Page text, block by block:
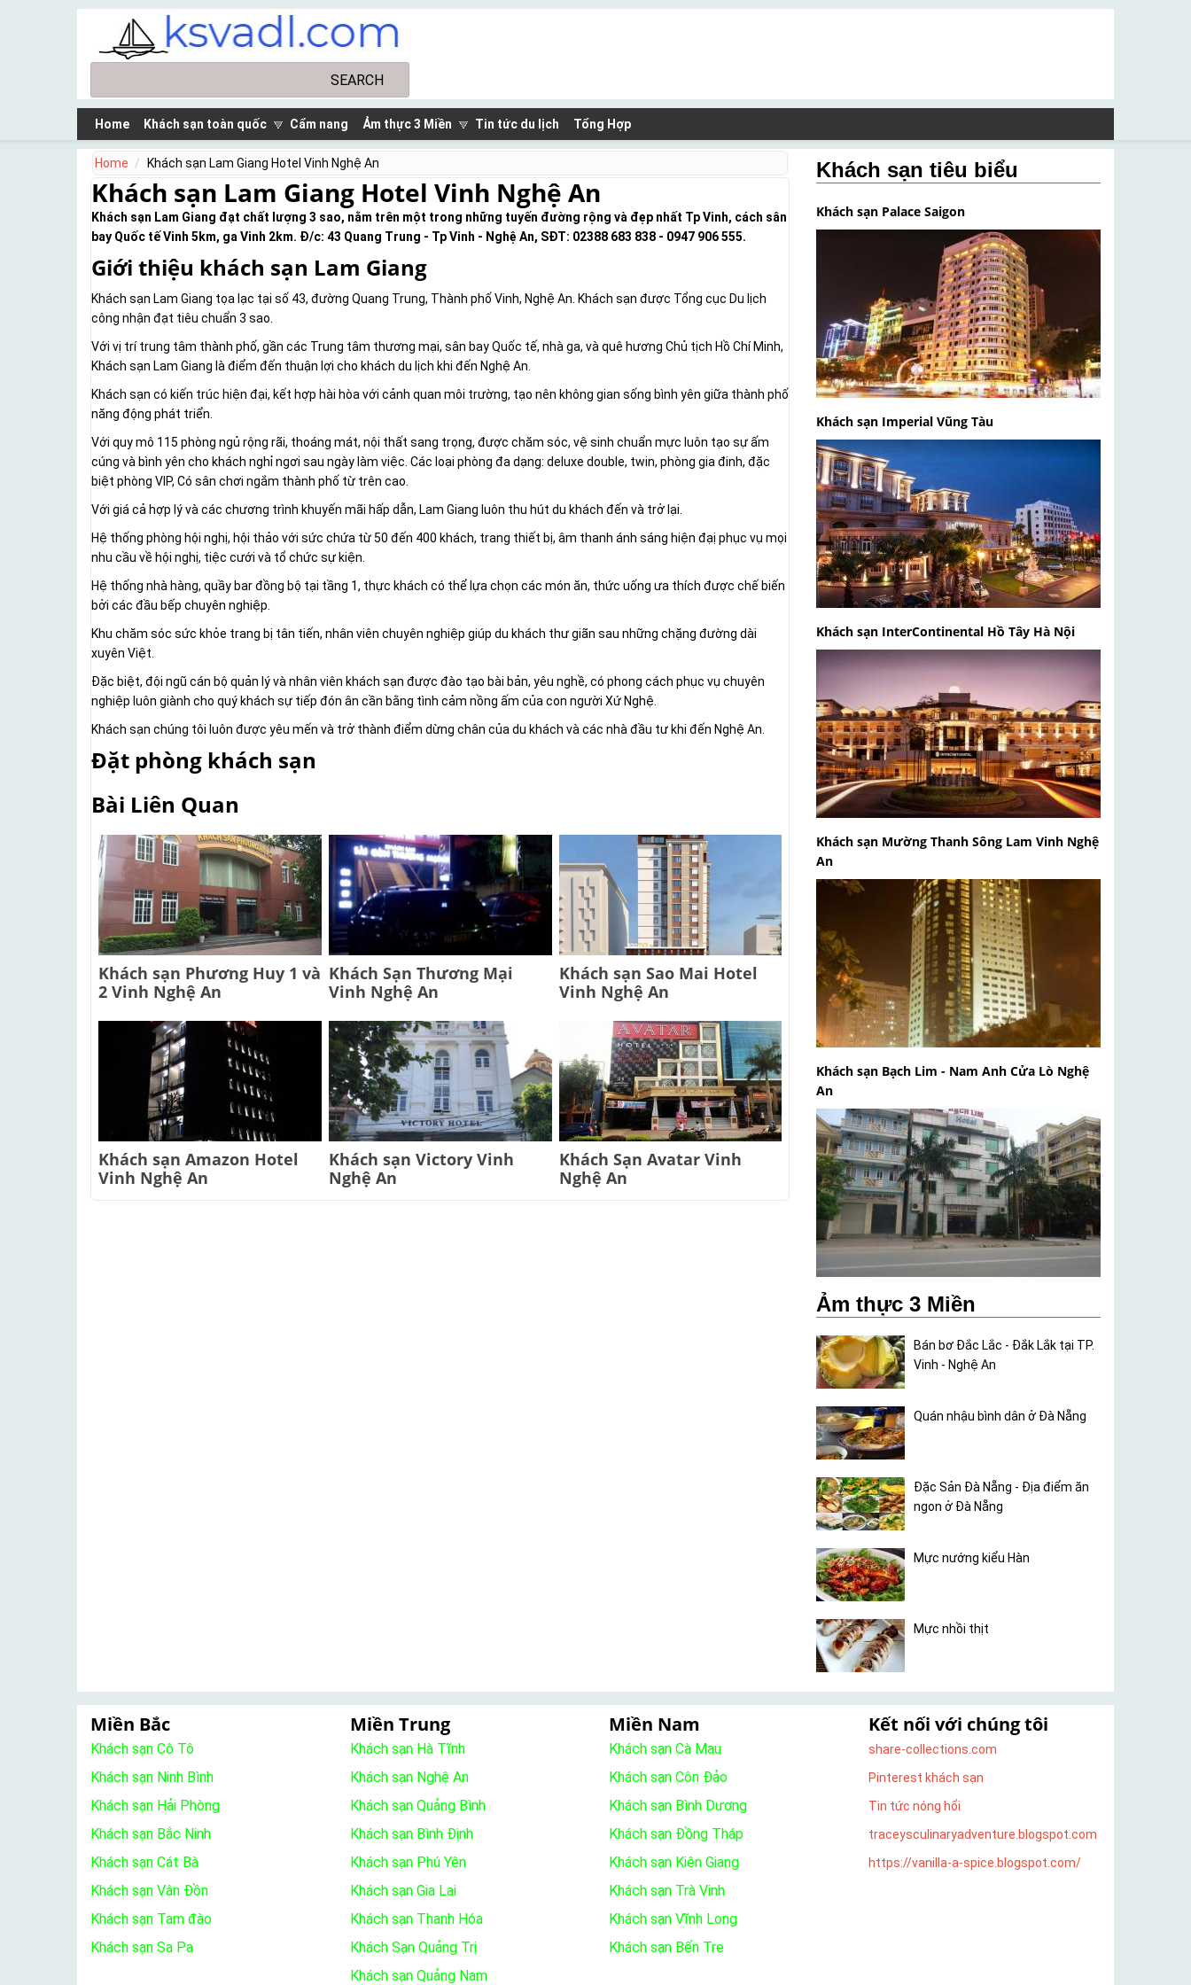
Skip to main content
Home Khách sạn toàn quốc Cẩm nang Ảm thực 3 Miền Tin tức du lịch Tổng Hợp
Home Khách sạn Lam Giang Hotel Vinh Nghệ An
Khách sạn Lam Giang Hotel Vinh Nghệ An
Khách sạn Lam Giang đạt chất lượng 3 sao, nằm trên một trong những tuyến đường rộng và đẹp nhất Tp Vinh, cách sân
bay Quốc tế Vinh 5km, ga Vinh 2km. Đ/c: 43 Quang Trung - Tp Vinh - Nghệ An, SĐT: 02388 683 838 - 0947 906 555.
Giới thiệu khách sạn Lam Giang
Khách sạn Lam Giang tọa lạc tại số 43, đường Quang Trung, Thành phố Vinh, Nghệ An. Khách sạn được Tổng cục Du lịch
công nhận đạt tiêu chuẩn 3 sao.
Với vị trí trung tâm thành phố, gần các Trung tâm thương mại, sân bay Quốc tế, nhà ga, và quê hương Chủ tịch Hồ Chí Minh,
Khách sạn Lam Giang là điểm đến thuận lợi cho khách du lịch khi đến Nghệ An.
Khách sạn có kiến trúc hiện đại, kết hợp hài hòa với cảnh quan môi trường, tạo nên không gian sống bình yên giữa thành phố
năng động phát triển.
Với quy mô 115 phòng ngủ rộng rãi, thoáng mát, nội thất sang trọng, được chăm sóc, vệ sinh chuẩn mực luôn tạo sự ấm
cúng và bình yên cho khách nghỉ ngơi sau ngày làm việc. Các loại phòng đa dạng: deluxe double, twin, phòng gia đinh, đặc
biệt phòng VIP, Có sân chơi ngắm thành phố từ trên cao.
Với giá cả hợp lý và các chương trình khuyến mãi hấp dẫn, Lam Giang luôn thu hút du khách đến và trở lại.
Hệ thống phòng hội nghị, hội thảo với sức chứa từ 50 đến 400 khách, trang thiết bị, âm thanh ánh sáng hiện đạị phục vụ mọi
nhu cầu về hội nghị, tiệc cưới và tổ chức sự kiện.
Hệ thống nhà hàng, quầy bar đồng bộ tại tầng 1, thực khách có thể lựa chọn các món ăn, thức uống ưa thích được chế biến
bởi các đầu bếp chuyên nghiệp.
Khu chăm sóc sức khỏe trang bị tân tiến, nhân viên chuyên nghiệp giúp du khách thư giãn sau những chặng đường dài
xuyên Việt.
Đặc biệt, đội ngũ cán bộ quản lý và nhân viên khách sạn được đào tạo bài bản, yêu nghề, có phong cách phục vụ chuyên
nghiệp luôn giành cho quý khách sự tiếp đón ân cần bằng tình cảm nồng ấm của con người Xứ Nghệ.
Khách sạn chúng tôi luôn được yêu mến và trở thành điểm dừng chân của du khách và các nhà đầu tư khi đến Nghệ An.
Đặt phòng khách sạn
Bài Liên Quan
Khách sạn Phương Huy 1 và
2 Vinh Nghệ An
Khách Sạn Thương Mại
Vinh Nghệ An
Khách sạn Sao Mai Hotel
Vinh Nghệ An
Khách sạn Amazon Hotel
Vinh Nghệ An
Khách sạn Victory Vinh
Nghệ An
Khách Sạn Avatar Vinh
Nghệ An
Khách sạn tiêu biểu
Khách sạn Palace Saigon
Khách sạn Imperial Vũng Tàu
Khách sạn InterContinental Hồ Tây Hà Nội
Khách sạn Mường Thanh Sông Lam Vinh Nghệ
An
Khách sạn Bạch Lim - Nam Anh Cửa Lò Nghệ
An
Ảm thực 3 Miền
Bán bơ Đắc Lắc - Đắk Lắk tại TP.
Vinh - Nghệ An
Quán nhậu bình dân ở Đà Nẵng
Đặc Sản Đà Nẵng - Địa điểm ăn
ngon ở Đà Nẵng
Mực nướng kiểu Hàn
Mực nhồi thịt
Miền Bắc
Khách sạn Cô Tô
Khách sạn Ninh Bình
Khách sạn Hải Phòng
Khách sạn Bắc Ninh
Khách sạn Cát Bà
Khách sạn Vân Đồn
Khách sạn Tam đào
Khách sạn Sa Pa
Miền Trung
Khách sạn Hà Tĩnh
Khách sạn Nghệ An
Khách sạn Quảng Bình
Khách sạn Bình Định
Khách sạn Phú Yên
Khách sạn Gia Lai
Khách sạn Thanh Hóa
Khách Sạn Quảng Trị
Khách sạn Quảng Nam
Miền Nam
Khách sạn Cà Mau
Khách sạn Côn Đảo
Khách sạn Bình Dương
Khách sạn Đồng Tháp
Khách sạn Kiên Giang
Khách sạn Trà Vinh
Khách sạn Vĩnh Long
Khách sạn Bến Tre
Kết nối với chúng tôi
share-collections.com
Pinterest khách sạn
Tin tức nóng hổi
traceysculinaryadventure.blogspot.com
https://vanilla-a-spice.blogspot.com/